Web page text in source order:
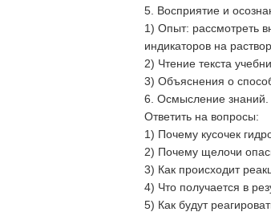
5. Восприятие и
1) Опыт: рассмотреть
индикаторов на
2) Чтение текста
3) Объяснения о
6. Осмысление знаний.
Ответить на вопросы:
1) Почему кусочек
2) Почему щелочи
3) Как происходит
4) Что получается в
5) Как будут